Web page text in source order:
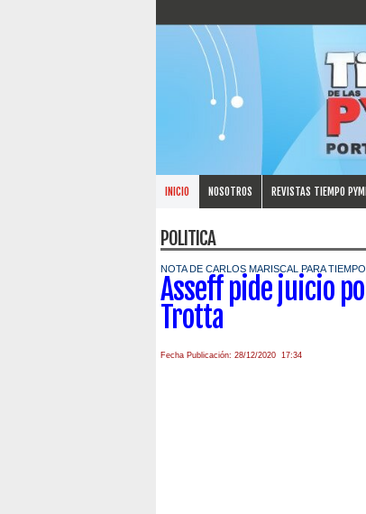
INICIO NOSOTROS REVISTAS TIEMPO
POLITICA
NOTA DE CARLOS MARISCAL PARA
Asseff pide juicio
Trotta
Fecha Publicación: 28/12/2020 17:34